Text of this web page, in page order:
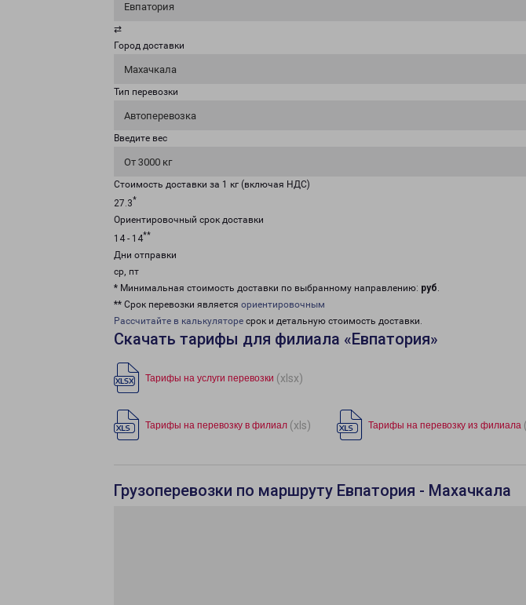
Евпатория
⇄
Город доставки
Махачкала
Тип перевозки
Автоперевозка
Введите вес
От 3000 кг
Стоимость доставки за 1 кг (включая НДС)
27.3*
Ориентировочный срок доставки
14 - 14**
Дни отправки
ср, пт
* Минимальная стоимость доставки по выбранному направлению: руб.
** Срок перевозки является ориентировочным
Рассчитайте в калькуляторе срок и детальную стоимость доставки.
Скачать тарифы для филиала «Евпатория»
Тарифы на услуги перевозки (xlsx)
Тарифы на перевозку в филиал (xls) Тарифы на перевозку из филиала
Грузоперевозки по маршруту Евпатория - Махачкала